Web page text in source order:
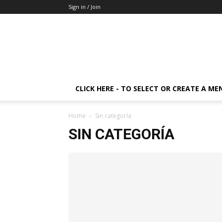
Sign in / Join
CLICK HERE - TO SELECT OR CREATE A
Home Sin categoría
SIN CATEGORÍA